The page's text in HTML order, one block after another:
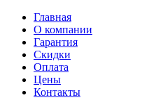
Главная
О компании
Гарантия
Скидки
Оплата
Цены
Контакты